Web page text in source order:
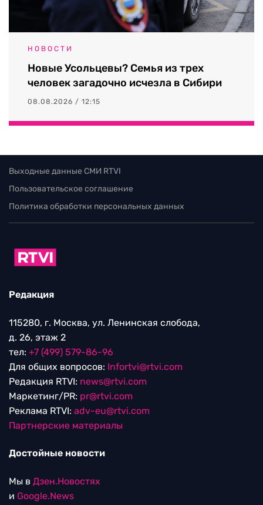
НОВОСТИ
Новые Усольцевы? Семья из трех
человек загадочно исчезла в Сибири
08.08.2026 / 12:15
Выходные данные СМИ RTVI
Пользовательское соглашение
Политика обработки персональных данных
Редакция
115280, г. Москва, ул. Ленинская слобода,
д. 26, этаж 2
тел: +7 (499) 579-86-96
Для общих вопросов: Infortvi@rtvi.com
Редакция RTVI: news@rtvi.com
Маркетинг/PR: pr@rtvi.com
Реклама RTVI: adv-eu@rtvi.com
Партнерские материалы
Достойные новости
Мы в Дзен.Новостях
и Google.News